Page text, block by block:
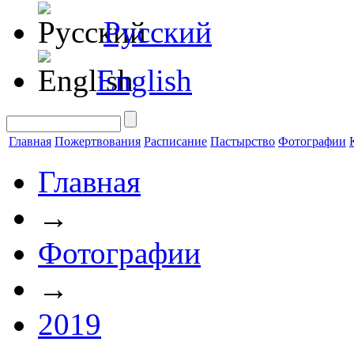
Русский
English
Главная Пожертвования Расписание Пастырство Фотографии
Главная
→
Фотографии
→
2019